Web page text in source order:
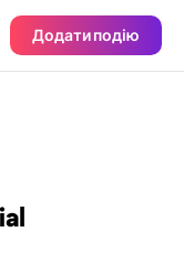
Додати подію